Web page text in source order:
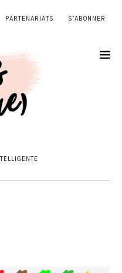
PARTENARIATS S’ABONNER